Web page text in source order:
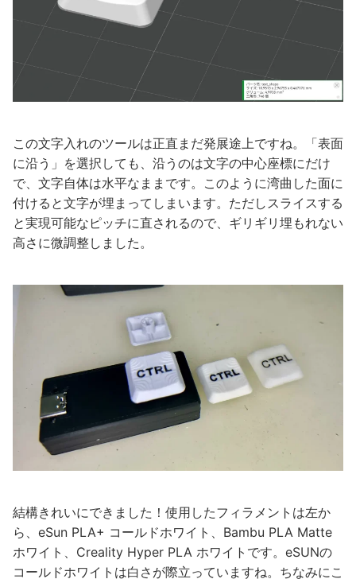
この文字入れのツールは正直まだ発展途上ですね。「表面
に沿う」を選択しても、沿うのは文字の中心座標にだけ
で、文字自体は水平なままです。このように湾曲した面に
付けると文字が埋まってしまいます。ただしスライスする
と実現可能なピッチに直されるので、ギリギリ埋もれない
高さに微調整しました。
結構きれいにできました！使用したフィラメントは左か
ら、eSun PLA+ コールドホワイト、Bambu PLA Matte
ホワイト、Creality Hyper PLA ホワイトです。eSUNの
コールドホワイトは白さが際立っていますね。ちなみにこ